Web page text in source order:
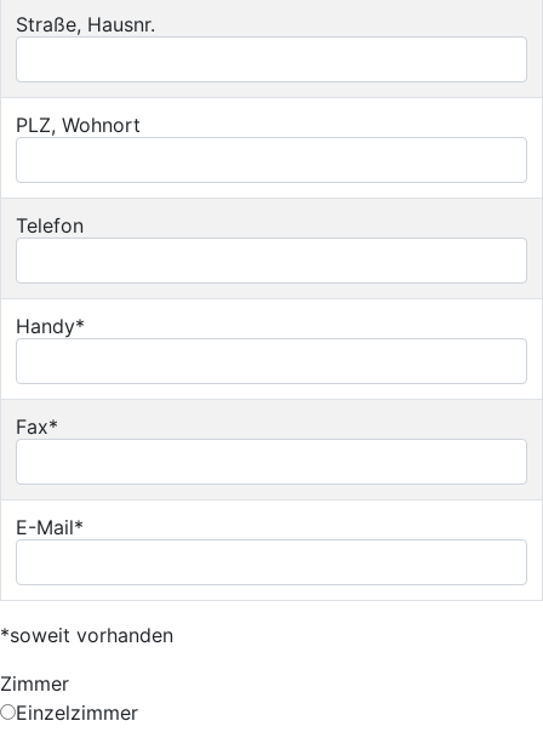
Straße, Hausnr.
PLZ, Wohnort
Telefon
Handy*
Fax*
E-Mail*
*soweit vorhanden
Zimmer
Einzelzimmer